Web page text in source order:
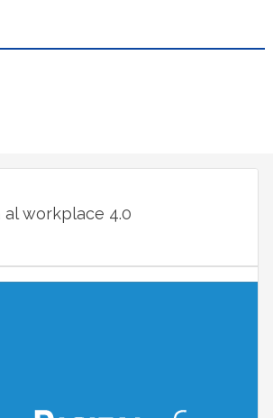
al workplace 4.0